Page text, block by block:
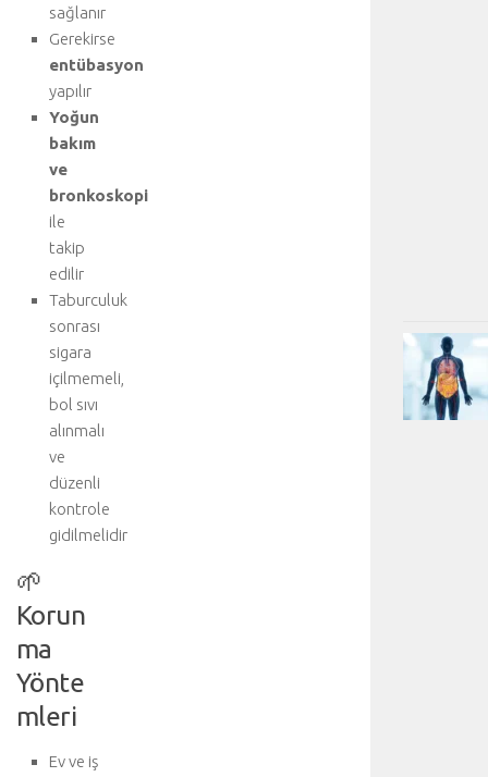
sağlanır
Gerekirse
entübasyon
yapılır
Yoğun
bakım
ve
bronkoskopi
ile
takip
edilir
Taburculuk
sonrası
sigara
içilmemeli,
bol sıvı
alınmalı
ve
düzenli
kontrole
gidilmelidir
🌱
Korun
ma
Yönte
mleri
Ev ve iş